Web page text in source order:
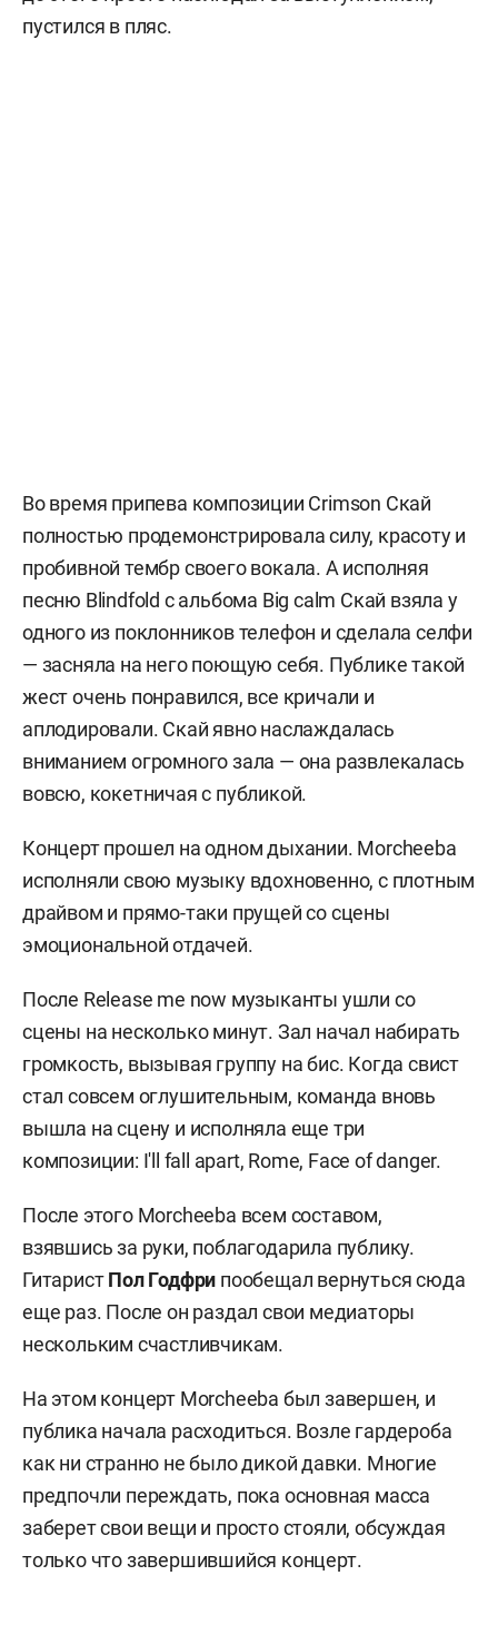
пустился в пляс.
Во время припева композиции Crimson Скай
полностью продемонстрировала силу, красоту и
пробивной тембр своего вокала. А исполняя
песню Blindfold с альбома Big calm Скай взяла у
одного из поклонников телефон и сделала селфи
— засняла на него поющую себя. Публике такой
жест очень понравился, все кричали и
аплодировали. Скай явно наслаждалась
вниманием огромного зала — она развлекалась
вовсю, кокетничая с публикой.
Концерт прошел на одном дыхании. Morcheeba
исполняли свою музыку вдохновенно, с плотным
драйвом и прямо-таки прущей со сцены
эмоциональной отдачей.
После Release me now музыканты ушли со
сцены на несколько минут. Зал начал набирать
громкость, вызывая группу на бис. Когда свист
стал совсем оглушительным, команда вновь
вышла на сцену и исполняла еще три
композиции: I'll fall apart, Rome, Face of danger.
После этого Morcheeba всем составом,
взявшись за руки, поблагодарила публику.
ГитаристПол Годфри пообещал вернуться сюда
еще раз. После он раздал свои медиаторы
нескольким счастливчикам.
На этом концерт Morcheeba был завершен, и
публика начала расходиться. Возле гардероба
как ни странно не было дикой давки. Многие
предпочли переждать, пока основная масса
заберет свои вещи и просто стояли, обсуждая
только что завершившийся концерт.